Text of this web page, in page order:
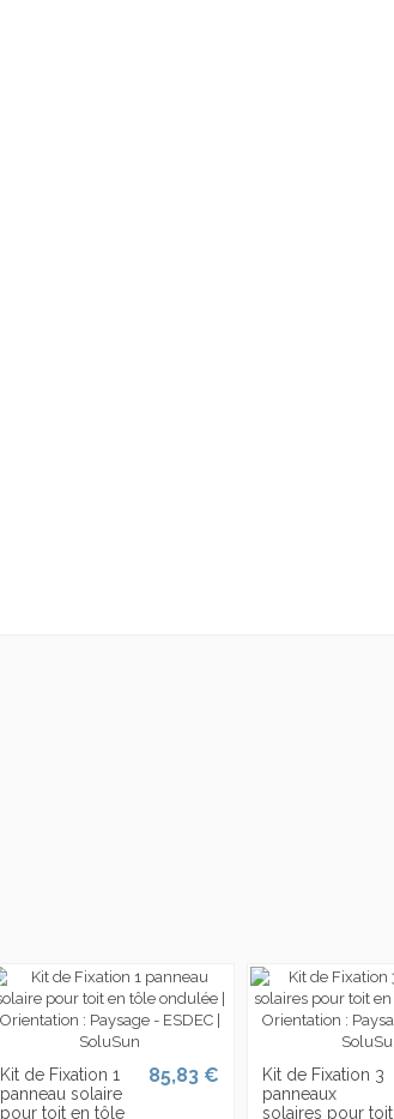
Kit de Fixation 1
panneau solaire
pour toit en tôle
85,83 €
Kit de Fixation 3
panneaux
solaires pour toit